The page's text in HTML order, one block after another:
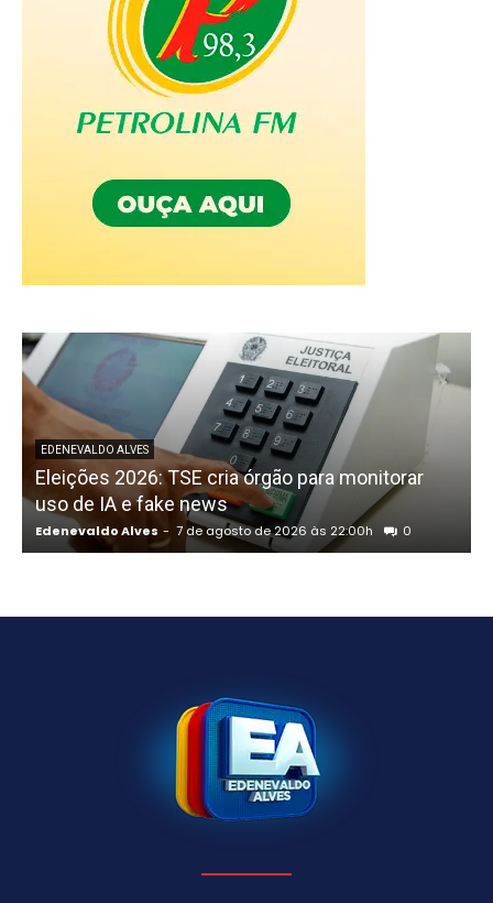
EDENEVALDO ALVES
Eleições 2026: TSE cria órgão para monitorar
uso de IA e fake news
Edenevaldo Alves - 7 de agosto de 2026 às 22:00h 0